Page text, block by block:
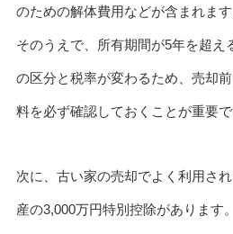
のための解体費用などが含まれます
そのうえで、所有期間が5年を超え
の区分と税率が変わるため、売却
料を必ず確認しておくことが重要で
次に、古い家の売却でよく利用さ
産の3,000万円特別控除があります。